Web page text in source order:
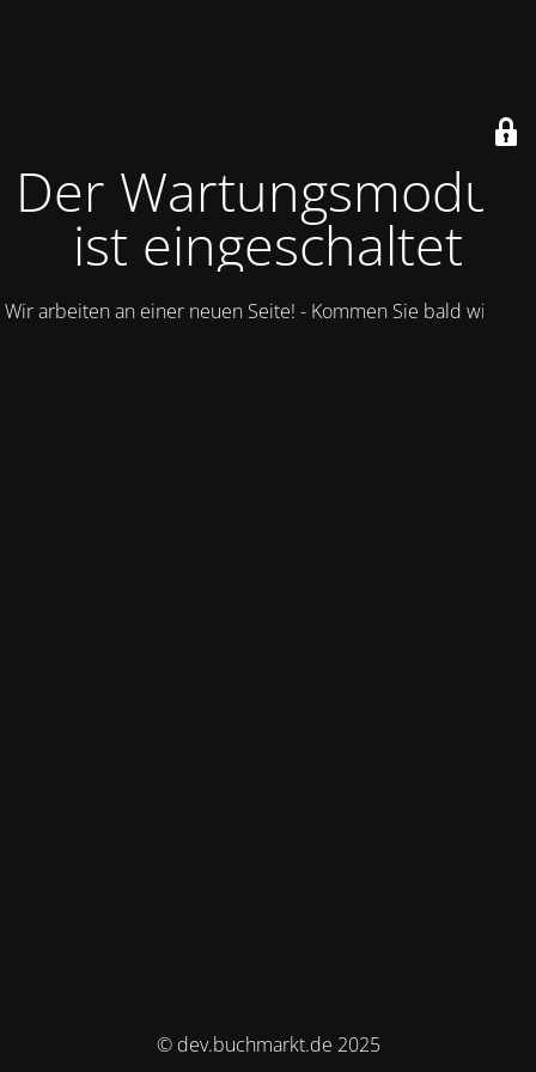
Der Wartungsmodus
ist eingeschaltet
Wir arbeiten an einer neuen Seite! - Kommen Sie bald wieder.
© dev.buchmarkt.de 2025